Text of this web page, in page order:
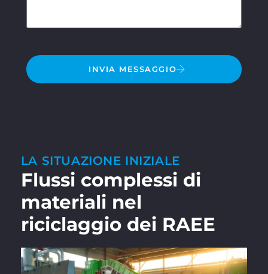
INVIA MESSAGGIO
LA SITUAZIONE INIZIALE
Flussi complessi di
materiali nel
riciclaggio dei RAEE